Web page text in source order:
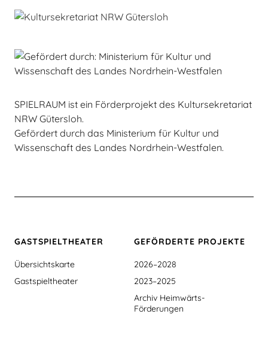
SPIELRAUM ist ein Förderprojekt des Kultursekretariat
NRW Gütersloh.
Gefördert durch das Ministerium für Kultur und
Wissenschaft des Landes Nordrhein-Westfalen.
GASTSPIEL­THEATER
Übersichtskarte
Gastspieltheater
GEFÖRDERTE PROJEKTE
2026–2028
2023–2025
Archiv Heimwärts-
Förderungen